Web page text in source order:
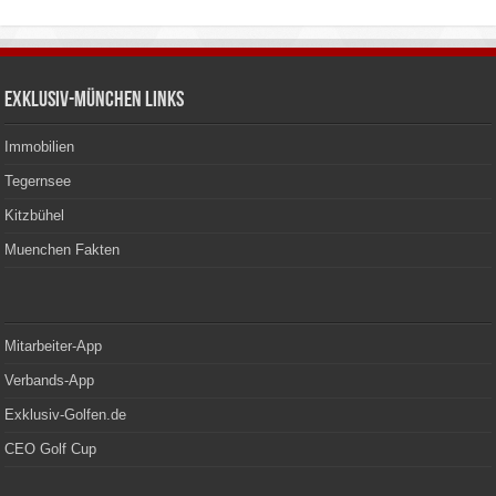
Exklusiv-München Links
Immobilien
Tegernsee
Kitzbühel
Muenchen Fakten
Mitarbeiter-App
Verbands-App
Exklusiv-Golfen.de
CEO Golf Cup